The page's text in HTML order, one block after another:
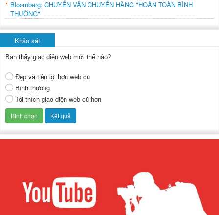
Bloomberg: CHUYẾN VẬN CHUYỂN HÀNG "HOÀN TOÀN BÌNH
THƯỜNG"
Khảo sát
Bạn thấy giao diện web mới thế nào?
Đẹp và tiện lợi hơn web cũ
Bình thường
Tôi thích giao diện web cũ hơn